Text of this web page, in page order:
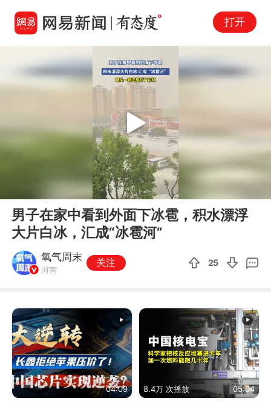
打开
Play
男子在家中看到外面下冰雹，积水漂浮
大片白冰，汇成“冰雹河”
氧气周末
河南
关注 25
04:09 8.4万 次播放 05:04